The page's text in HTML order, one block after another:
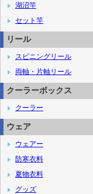
湖沼竿
セット竿
リール
スピニングリール
両軸・片軸リール
クーラーボックス
クーラー
ウェア
ウェアー
防寒衣料
夏物衣料
グッズ